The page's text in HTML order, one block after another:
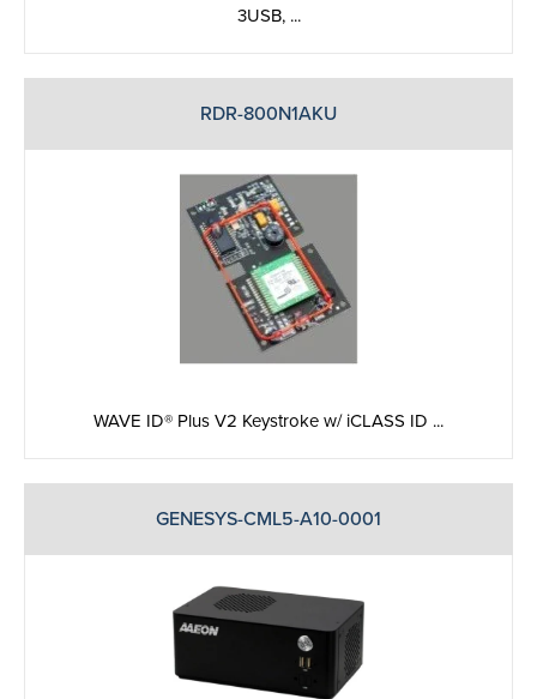
3USB, ...
RDR-800N1AKU
WAVE ID® Plus V2 Keystroke w/ iCLASS ID ...
GENESYS-CML5-A10-0001